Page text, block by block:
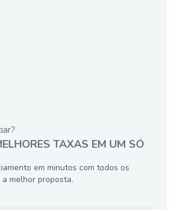
TAXAS EM UM SÓ
em minutos com todos os
melhor proposta.